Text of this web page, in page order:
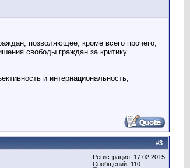
позволяющее, кроме всего прочего,
свободы граждан за критику
и интернациональность,
#3
Регистрация: 17.02.2015
Сообщений: 110